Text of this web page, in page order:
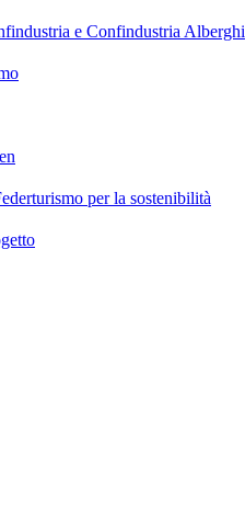
e Confindustria Alberghi
per la sostenibilità